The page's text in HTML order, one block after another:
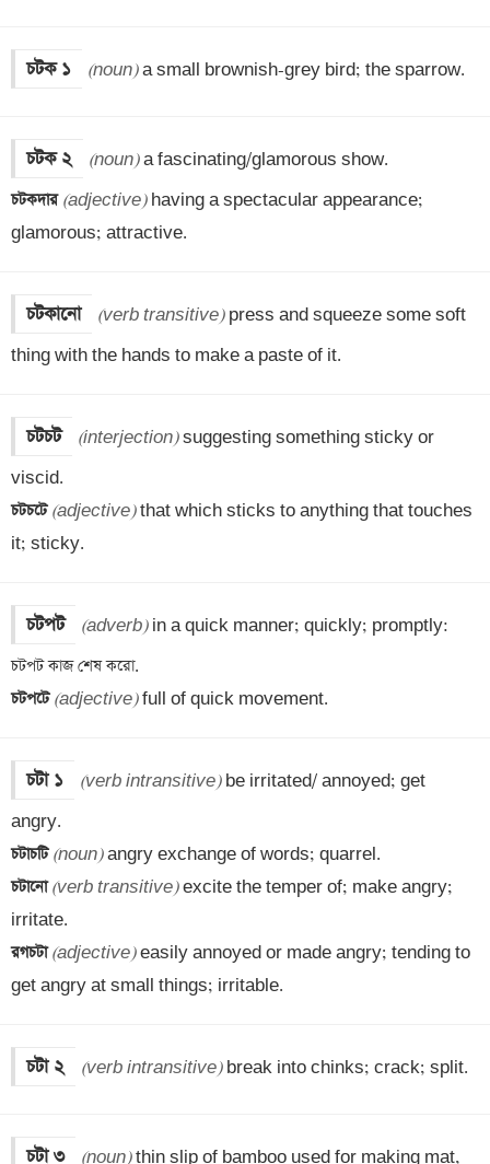
চটক ১ (noun) a small brownish-grey bird; the sparrow.
চটক ২ (noun)
চটকদার (adjective) having a spectacular appearance;
glamorous; attractive.
চটকানো (verb transitive) press and squeeze some soft
thing with the hands to make a paste of it.
চটচট (interjection) suggesting something sticky or
চটচটে (adjective) that which sticks to anything that touches
it; sticky.
চটপট (adverb) in a quick manner; quickly; promptly:
চটপটে (adjective) full of quick movement.
চটা ১ (verb intransitive) be irritated/ annoyed; get
চটাচটি (noun)
চটানো (verb transitive) excite the temper of; make angry;
রগচটা (adjective) easily annoyed or made angry; tending to
get angry at small things; irritable.
চটা ২ (verb intransitive) break into chinks; crack; split.
চটা ৩ (noun) thin slip of bamboo used for making mat,